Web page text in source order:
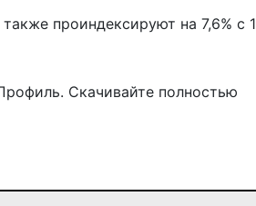
также проиндексируют на 7,6% с 1
. Скачивайте полностью